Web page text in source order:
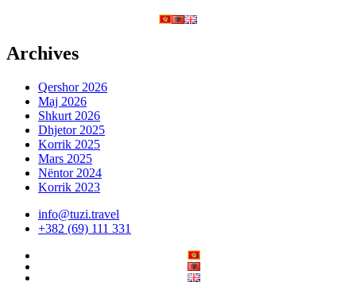
Archives
Qershor 2026
Maj 2026
Shkurt 2026
Dhjetor 2025
Korrik 2025
Mars 2025
Nëntor 2024
Korrik 2023
info@tuzi.travel
+382 (69) 111 331